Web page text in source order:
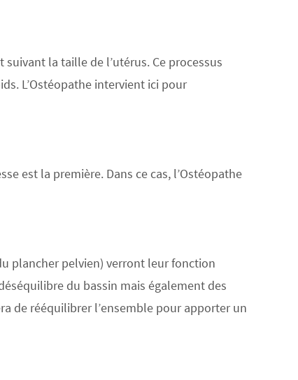
la taille de l’utérus. Ce processus
L’Ostéopathe intervient ici pour
est la première. Dans ce cas, l’Ostéopathe
plancher pelvien) verront leur fonction
du bassin mais également des
de rééquilibrer l’ensemble pour apporter un